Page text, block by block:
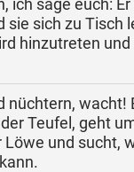
ich sage euch:
sie sich zu Tisch
hinzutreten und
nüchtern, wacht!
Teufel, geht
Löwe und sucht,